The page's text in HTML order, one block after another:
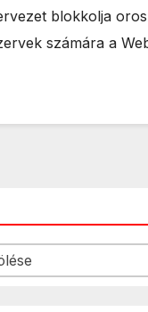
blokkolja
számára a